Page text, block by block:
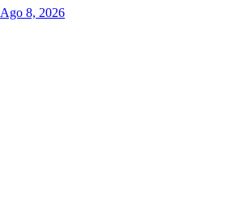
Ago 8, 2026